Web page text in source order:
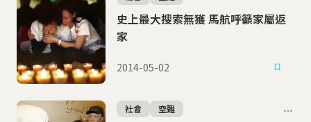
史上最大搜索無獲 馬航呼籲家屬返
家
2014-05-02
社會 空難